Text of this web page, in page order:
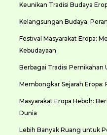
Keunikan Tradisi Budaya
Kelangsungan Budaya:
Festival Masyarakat Eropa:
Kebudayaan
Berbagai Tradisi Pernikahan
Membongkar Sejarah Eropa:
Masyarakat Eropa Heboh:
Dunia
Lebih Banyak Ruang untuk